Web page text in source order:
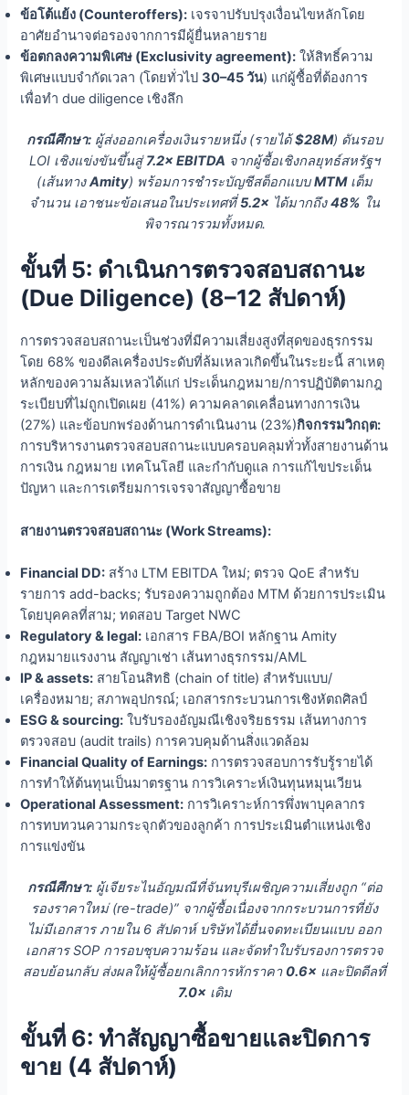
ข้อโต้แย้ง (Counteroffers): เจรจาปรับปรุงเงื่อนไขหลักโดย
อาศัยอำนาจต่อรองจากการมีผู้ยื่นหลายราย
ข้อตกลงความพิเศษ (Exclusivity agreement): ให้สิทธิ์ความ
พิเศษแบบจำกัดเวลา (โดยทั่วไป30–45 วัน) แก่ผู้ซื้อที่ต้องการ
เพื่อทำ due diligence เชิงลึก
กรณีศึกษา: ผู้ส่งออกเครื่องเงินรายหนึ่ง (รายได้$28M) ดันรอบ
LOI เชิงแข่งขันขึ้นสู่7.2× EBITDA จากผู้ซื้อเชิงกลยุทธ์สหรัฐฯ
(เส้นทางAmity) พร้อมการชำระบัญชีสต็อกแบบMTMเต็ม
จำนวน เอาชนะข้อเสนอในประเทศที่5.2× ได้มากถึง48% ใน
พิจารณารวมทั้งหมด.
ขั้นที่ 5: ดำเนินการตรวจสอบสถานะ
(Due Diligence) (8–12 สัปดาห์)
การตรวจสอบสถานะเป็นช่วงที่มีความเสี่ยงสูงที่สุดของธุรกรรม
โดย 68% ของดีลเครื่องประดับที่ล้มเหลวเกิดขึ้นในระยะนี้ สาเหตุ
หลักของความล้มเหลวได้แก่ ประเด็นกฎหมาย/การปฏิบัติตามกฎ
ระเบียบที่ไม่ถูกเปิดเผย (41%) ความคลาดเคลื่อนทางการเงิน
(27%) และข้อบกพร่องด้านการดำเนินงาน (23%)กิจกรรมวิกฤต:
การบริหารงานตรวจสอบสถานะแบบครอบคลุมทั่วทั้งสายงานด้าน
การเงิน กฎหมาย เทคโนโลยี และกำกับดูแล การแก้ไขประเด็น
ปัญหา และการเตรียมการเจรจาสัญญาซื้อขาย
สายงานตรวจสอบสถานะ (Work Streams):
Financial DD: สร้าง LTM EBITDA ใหม่; ตรวจ QoE สำหรับ
รายการ add-backs; รับรองความถูกต้อง MTM ด้วยการประเมิน
โดยบุคคลที่สาม; ทดสอบ Target NWC
Regulatory & legal: เอกสาร FBA/BOI หลักฐาน Amity
กฎหมายแรงงาน สัญญาเช่า เส้นทางธุรกรรม/AML
IP & assets: สายโอนสิทธิ (chain of title) สำหรับแบบ/
เครื่องหมาย; สภาพอุปกรณ์; เอกสารกระบวนการเชิงหัตถศิลป์
ESG & sourcing: ใบรับรองอัญมณีเชิงจริยธรรม เส้นทางการ
ตรวจสอบ (audit trails) การควบคุมด้านสิ่งแวดล้อม
Financial Quality of Earnings: การตรวจสอบการรับรู้รายได้
การทำให้ต้นทุนเป็นมาตรฐาน การวิเคราะห์เงินทุนหมุนเวียน
Operational Assessment: การวิเคราะห์การพึ่งพาบุคลากร
การทบทวนความกระจุกตัวของลูกค้า การประเมินตำแหน่งเชิง
การแข่งขัน
กรณีศึกษา:ผู้เจียระไนอัญมณีที่จันทบุรีเผชิญความเสี่ยงถูก “ต่อ
รองราคาใหม่ (re-trade)” จากผู้ซื้อเนื่องจากกระบวนการที่ยัง
ไม่มีเอกสาร ภายใน 6 สัปดาห์ บริษัทได้ยื่นจดทะเบียนแบบ ออก
เอกสาร SOP การอบชุบความร้อน และจัดทำใบรับรองการตรวจ
สอบย้อนกลับ ส่งผลให้ผู้ซื้อยกเลิกการหักราคา0.6× และปิดดีลที่
7.0× เดิม
ขั้นที่ 6: ทำสัญญาซื้อขายและปิดการ
ขาย (4 สัปดาห์)